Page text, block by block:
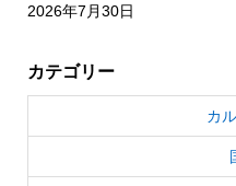
2026年7月30日
カテゴリー
カ